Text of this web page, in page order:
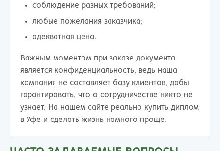
соблюдение разных требований;
любые пожелания заказчика;
адекватная цена.
Важным моментом при заказе документа
является конфиденциальность, ведь наша
компания не составляет базу клиентов, дабы
гарантировать, что о сотрудничестве никто не
узнает. На нашем сайте реально купить диплом
в Уфе и сделать жизнь намного проще.